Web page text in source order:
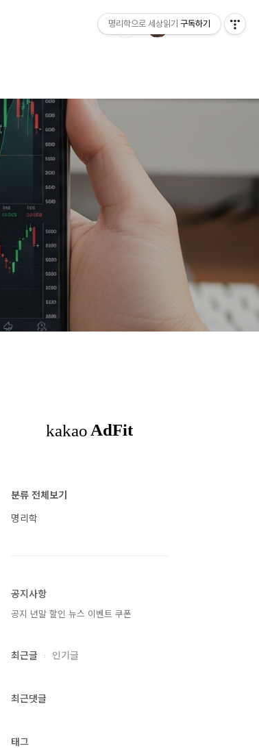
분류 전체보기
명리학
공지사항
공지 년말 할인 뉴스 이벤트 쿠폰
최근글 인기글
최근댓글
태그
명리학으로 세상읽기 구독하기